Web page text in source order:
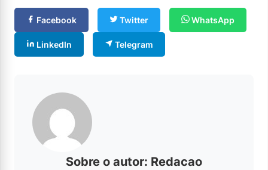
Facebook Twitter WhatsApp
LinkedIn Telegram
Sobre o autor: Redacao